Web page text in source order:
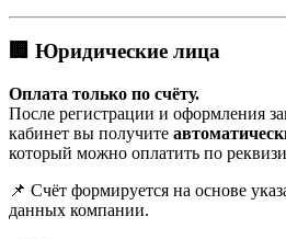
🏢 Юридические лица
Оплата только по счёту.
После регистрации и оформления
кабинет вы получите
который можно оплатить по
📌 Счёт формируется на основе
данных компании.